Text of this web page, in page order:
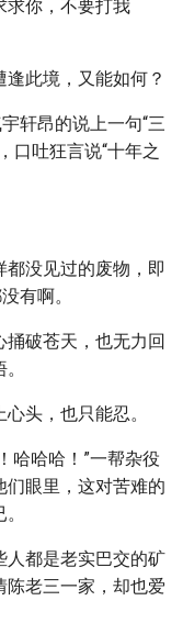
求你，不要打我
此境，又能如何？
轩昂的说上一句“三
口吐狂言说“十年之
都没见过的废物，即
有啊。
捅破苍天，也无力回
头，也只能忍。
哈哈哈！”一帮杂役
眼里，这对苦难的
人都是老实巴交的矿
老三一家，却也爱